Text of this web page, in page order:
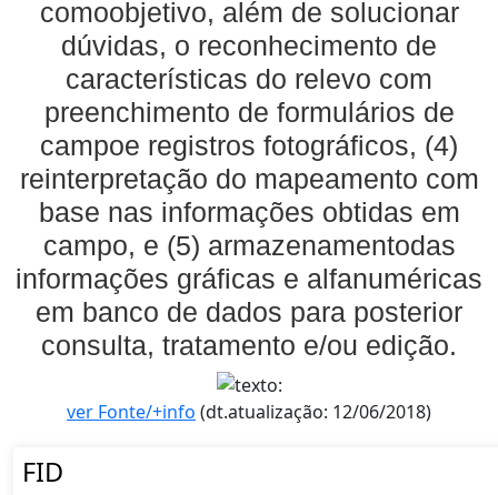
comoobjetivo, além de solucionar
dúvidas, o reconhecimento de
características do relevo com
preenchimento de formulários de
campoe registros fotográficos, (4)
reinterpretação do mapeamento com
base nas informações obtidas em
campo, e (5) armazenamentodas
informações gráficas e alfanuméricas
em banco de dados para posterior
consulta, tratamento e/ou edição.
ver Fonte/+info (dt.atualização: 12/06/2018)
FID